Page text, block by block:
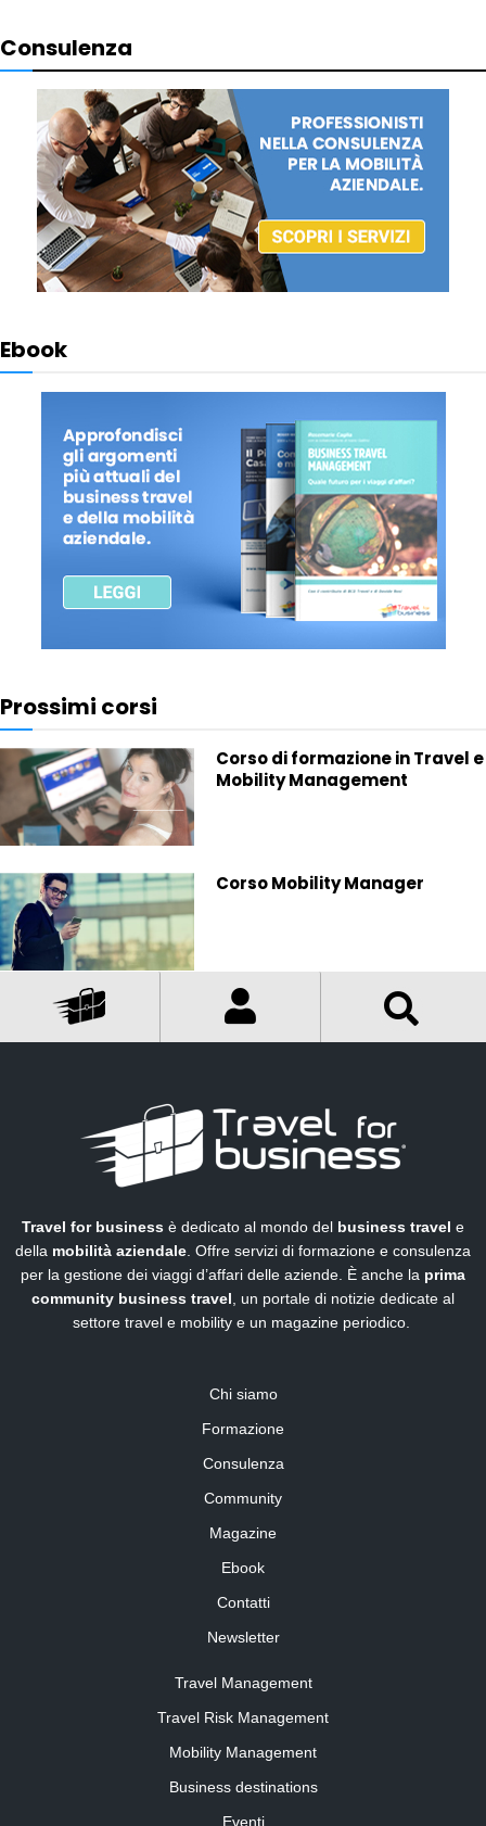
Consulenza
Ebook
Prossimi corsi
Corso di formazione in Travel e
Mobility Management
Corso Mobility Manager
Travel for business è dedicato al mondo del business travel e
della mobilità aziendale . Offre servizi di formazione e consulenza
per la gestione dei viaggi d’affari delle aziende. È anche la prima
community business travel , un portale di notizie dedicate al
settore travel e mobility e un magazine periodico.
Chi siamo
Formazione
Consulenza
Community
Magazine
Ebook
Contatti
Newsletter
Travel Management
Travel Risk Management
Mobility Management
Business destinations
Eventi